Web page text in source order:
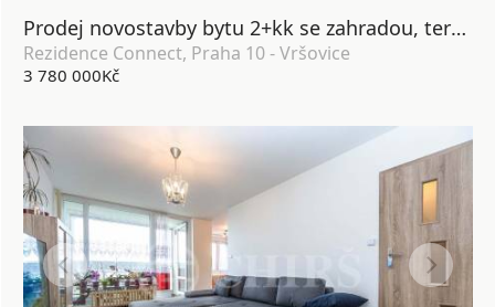
Prodej novostavby bytu 2+kk se zahradou, terasou, lodžií, sklepem a garážovým stáním, DV, 64 m2, Praha 10 - Vršovice
Rezidence Connect, Praha 10 - Vršovice
3 780 000Kč